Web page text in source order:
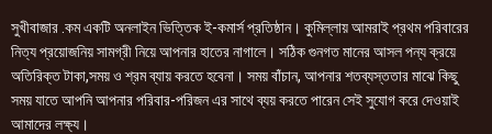
সুখীবাজার .কম একটি অনলাইন ভিত্তিক ই-কমার্স প্রতিষ্ঠান। কুমিল্লায় আমরাই প্রথম পরিবারের
নিত্য প্রয়োজনিয় সামগ্রী নিয়ে আপনার হাতের নাগালে। সঠিক গুনগত মানের আসল পন্য ক্রয়ে
অতিরিক্ত টাকা,সময় ও শ্রম ব্যায় করতে হবেনা। সময় বাঁচান, আপনার শতব্যস্ততার মাঝে কিছু
সময় যাতে আপনি আপনার পরিবার-পরিজন এর সাথে ব্যয় করতে পারেন সেই সুযোগ করে দেওয়াই
আমাদের লক্ষ্য।